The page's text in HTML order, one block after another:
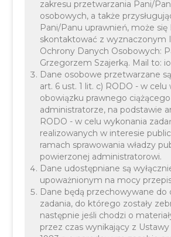
Wpisz szukaną frazę
zakresu przetwarzania Pani/
osobowych, a także
Pani/Panu uprawnień, może się
skontaktować z wyznaczonym
Ochrony Danych Osobowych:
Grzegorzem Szajerką. Mail to:
Dane osobowe przetwarzane
art. 6 ust. 1 lit. c) RODO - w celu
obowiązku prawnego
administratorze, na podstawie
RODO - w celu wykonania
realizowanych w interesie
ramach sprawowania władzy
powierzonej administratorowi.
Dane udostępniane są
upoważnionym na mocy
Dane będą przechowywane do
zadania, do którego zostały
następnie jeśli chodzi o
przez czas wynikający z Ustawy